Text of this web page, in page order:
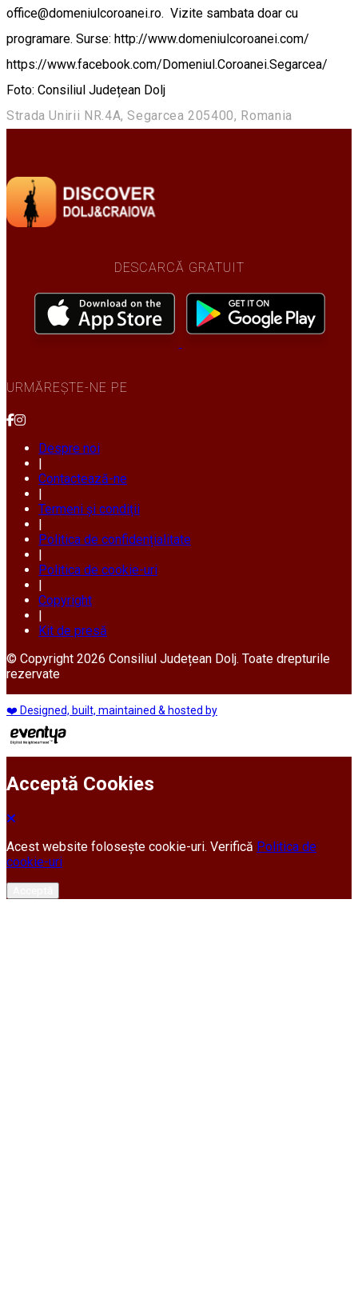
office@domeniulcoroanei.ro. Vizite sambata doar cu
programare. Surse: http://www.domeniulcoroanei.com/
https://www.facebook.com/Domeniul.Coroanei.Segarcea/
Foto: Consiliul Județean Dolj
Strada Unirii NR.4A, Segarcea 205400, Romania
DESCARCĂ GRATUIT
URMĂREȘTE-NE PE
Despre noi
|
Contactează-ne
|
Termeni și condiții
|
Politica de confidențialitate
|
Politica de cookie-uri
|
Copyright
|
Kit de presă
© Copyright 2026 Consiliul Județean Dolj. Toate drepturile
rezervate
❤️ Designed, built, maintained & hosted by
Acceptă Cookies
Acest website folosește cookie-uri. Verifică Politica de
cookie-uri